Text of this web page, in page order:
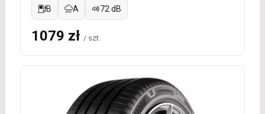
B A 72 dB
1079 zł / szt.